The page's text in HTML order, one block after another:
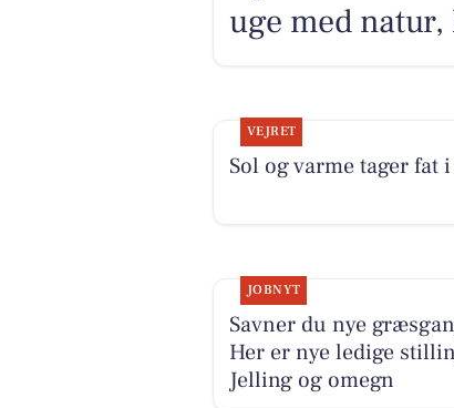
uge med
VEJRET
Sol og varme tager fat
JOBNYT
Savner du nye
Her er nye ledige
Jelling og omegn